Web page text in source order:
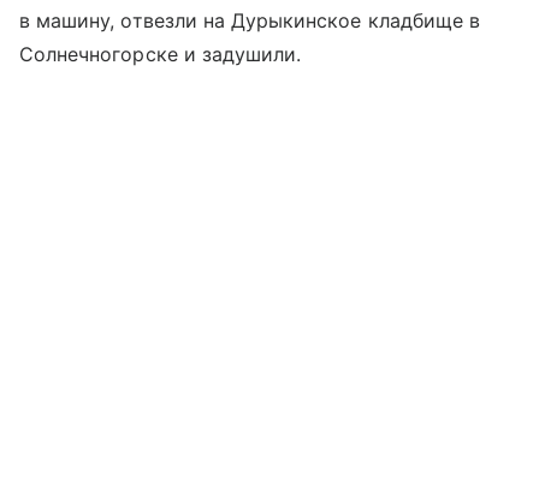
в машину, отвезли на Дурыкинское кладбище в
Солнечногорске и задушили.